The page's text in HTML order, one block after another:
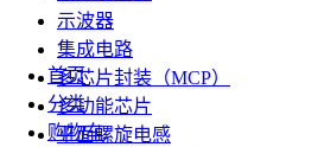
示波器
集成电路
多芯片封装（MCP）
多功能芯片
平面螺旋电感
首页
分类
购物车